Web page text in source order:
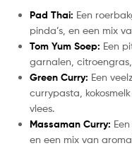
Pad Thai: Een
pinda’s, en een mix
Tom Yum Soep: Een
garnalen,
Green Curry: Een
currypasta,
vlees.
Massaman Curry:
en een mix van